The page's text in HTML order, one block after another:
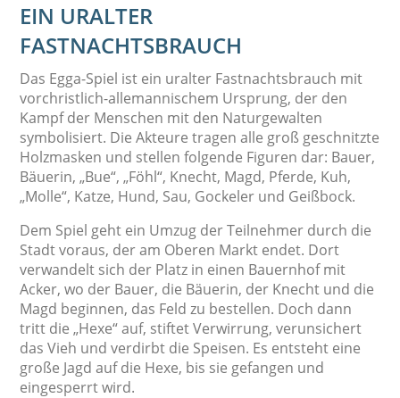
EIN URALTER
FASTNACHTSBRAUCH
Das Egga-Spiel ist ein uralter Fastnachtsbrauch mit
vorchristlich-allemannischem Ursprung, der den
Kampf der Menschen mit den Naturgewalten
symbolisiert. Die Akteure tragen alle groß geschnitzte
Holzmasken und stellen folgende Figuren dar: Bauer,
Bäuerin, „Bue“, „Föhl“, Knecht, Magd, Pferde, Kuh,
„Molle“, Katze, Hund, Sau, Gockeler und Geißbock.
Dem Spiel geht ein Umzug der Teilnehmer durch die
Stadt voraus, der am Oberen Markt endet. Dort
verwandelt sich der Platz in einen Bauernhof mit
Acker, wo der Bauer, die Bäuerin, der Knecht und die
Magd beginnen, das Feld zu bestellen. Doch dann
tritt die „Hexe“ auf, stiftet Verwirrung, verunsichert
das Vieh und verdirbt die Speisen. Es entsteht eine
große Jagd auf die Hexe, bis sie gefangen und
eingesperrt wird.